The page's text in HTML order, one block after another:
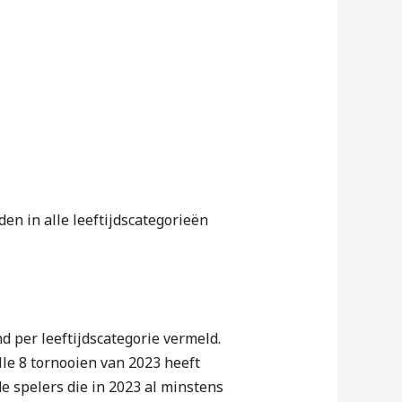
in alle leeftijdscategorieën
per leeftijdscategorie vermeld.
8 tornooien van 2023 heeft
spelers die in 2023 al minstens